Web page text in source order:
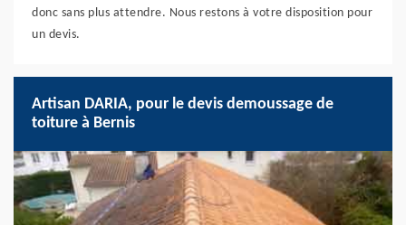
donc sans plus attendre. Nous restons à votre disposition pour
un devis.
Artisan DARIA, pour le devis demoussage de
toiture à Bernis